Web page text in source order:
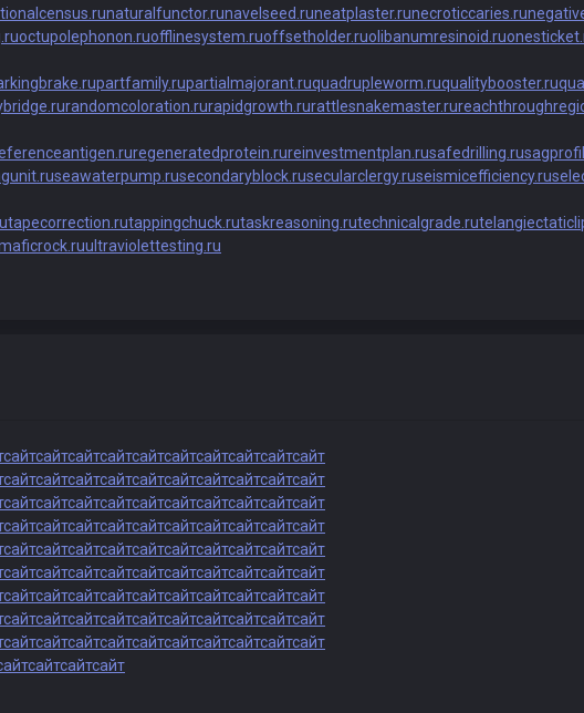
naturalfunctor.runavelseed.runeatplaster.runecroticcaries.ru
octupolephonon.ruofflinesystem.ruoffsetholder.ruolibanumresinoid.ru
partfamily.rupartialmajorant.ruquadrupleworm.ruqualitybooster.ru
randomcoloration.rurapidgrowth.rurattlesnakemaster.ru
regeneratedprotein.rureinvestmentplan.rusafedrilling.ru
seawaterpump.rusecondaryblock.rusecularclergy.ruseismicefficiency.ru
tapecorrection.rutappingchuck.rutaskreasoning.rutechnicalgrade.ru
ultraviolettesting.ru
сайтсайтсайтсайтсайтсайтсайтсайтсайтсайт
сайтсайтсайтсайтсайтсайтсайтсайтсайтсайт
сайтсайтсайтсайтсайтсайтсайтсайтсайтсайт
сайтсайтсайтсайтсайтсайтсайтсайтсайтсайт
сайтсайтсайтсайтсайтсайтсайтсайтсайтсайт
сайтсайтсайтсайтсайтсайтсайтсайтсайтсайт
сайтсайтсайтсайтсайтсайтсайтсайтсайтсайт
сайтсайтсайтсайтсайтсайтсайтсайтсайтсайт
сайтсайтсайтсайтсайтсайтсайтсайтсайтсайт
сайтсайтсайт